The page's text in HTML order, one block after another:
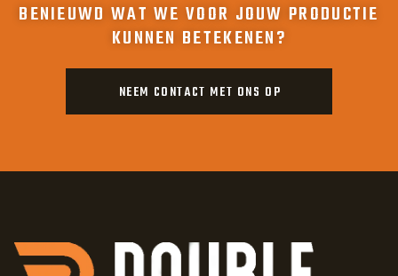
BENIEUWD WAT WE VOOR JOUW PRODUCTIE
KUNNEN BETEKENEN?
NEEM CONTACT MET ONS OP